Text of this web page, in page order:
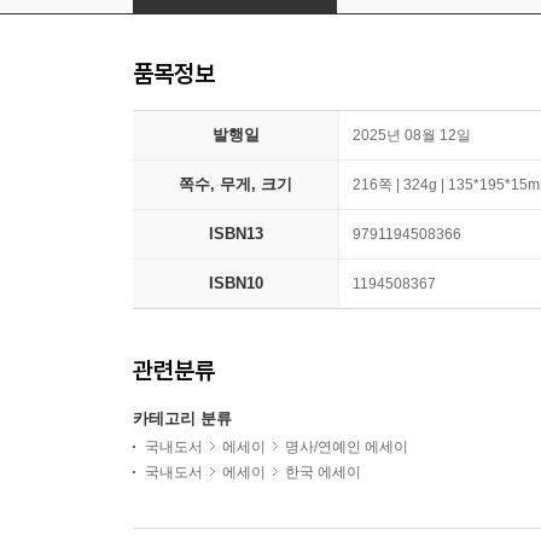
품목정보
발행일 2025년 08월 12일
쪽수, 무게, 크기 216쪽 | 324g |
ISBN13 9791194508366
ISBN10 1194508367
관련분류
카테고리 분류
국내도서 에세이
명사/연예인 에세이
국내도서
에세이 한국 에세이